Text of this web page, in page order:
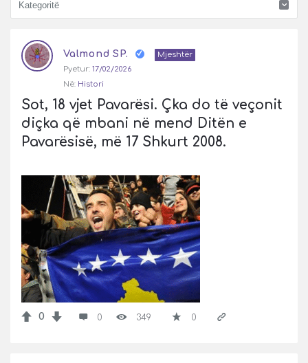
Pyetje
Latest
Valmond SP.
Mjeshtër
Pyetur: 17/02/2026
Në: Histori
Sot, 18 vjet Pavarësi. Çka do të veçonit
diçka që mbani në mend Ditën e
Pavarësisë, më 17 Shkurt 2008.
0 0 349 0